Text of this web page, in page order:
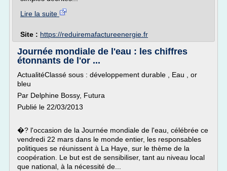
Lire la suite
Site : https://reduiremafactureenergie.fr
Journée mondiale de l'eau : les chiffres
étonnants de l'or ...
ActualitéClassé sous : développement durable , Eau , or
bleu
Par Delphine Bossy, Futura
Publié le 22/03/2013
�? l'occasion de la Journée mondiale de l'eau, célébrée ce
vendredi 22 mars dans le monde entier, les responsables
politiques se réunissent à La Haye, sur le thème de la
coopération. Le but est de sensibiliser, tant au niveau local
que national, à la nécessité de...